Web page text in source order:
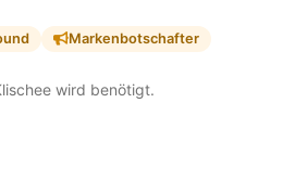
Markenbotschafter
wird benötigt.